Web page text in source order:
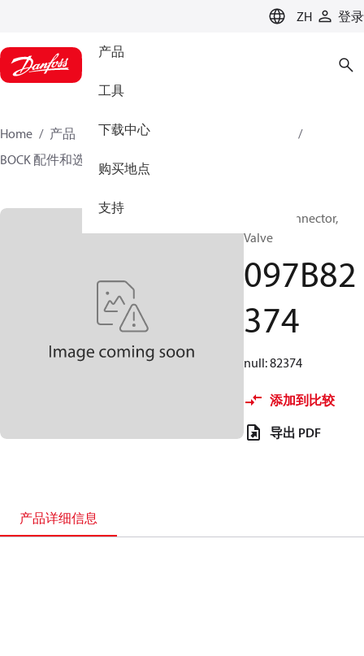
ZH 登录
产品
工具
下载中心
购买地点
支持
Home 产品 气候方案事业部供热业务
BOCK 配件和选装件
097B82374
BOCK, Connector,
Valve
097B82
374
null: 82374
添加到比较
导出 PDF
产品详细信息